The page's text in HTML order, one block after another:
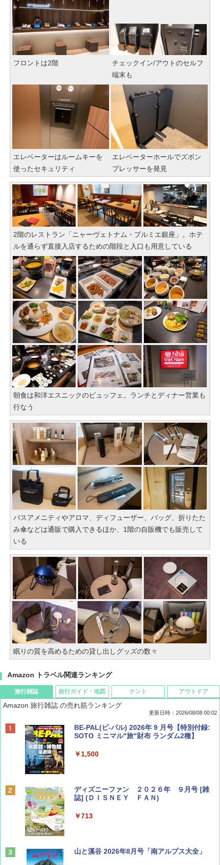
フロントは2階
チェックイン/アウトのセルフ
端末も
エレベーターはルームキーを
使ったセキュリティ
エレベーターホールでズボン
プレッサーを発見
2階のレストラン「ニャーヴェトナム・プルミエ銀座」。ホテ
ルを通らず直接入店するための階段と入口も用意している
朝食は和洋エスニックのビュッフェ。ランチとディナー営業も
行なう
バスアメニティやアロマ、ディフューザー、バッグ、折りたた
み傘などは通販で購入できるほか、1階の自販機でも販売して
いる
眠りの質を高めるための貸し出しグッズの数々
Amazon トラベル関連ランキング
旅行雑誌
Amazon 旅行雑誌 の売れ筋ランキング
更新日時：2026/08/08 00:02
BE-PAL(ビ-パル) 2026年 9 月号【特別付録:
SOTO ミニマル"旅"財布 ランダム2種】
￥1,500
ディズニーファン ２０２６年 ９月号 [雑
誌] (ＤＩＳＮＥＹ ＦＡＮ)
￥713
山と溪谷 2026年8月号「南アルプス大全」
旅行ガイド・地図 テント アウトドア